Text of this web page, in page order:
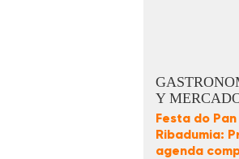
Y
Festa do
Ribadumia:
agenda